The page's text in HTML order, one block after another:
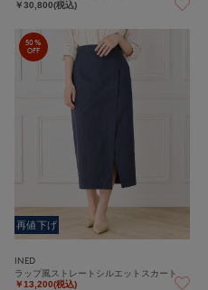
￥30,800(税込)
50%
OFF
再値下げ
INED
ラップ風ストレートシルエットスカート
￥13,200(税込)